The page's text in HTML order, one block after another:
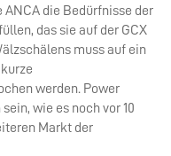
die Bedürfnisse der
das sie auf der GCX
muss auf ein
werden. Power
wie es noch vor 10
Markt der